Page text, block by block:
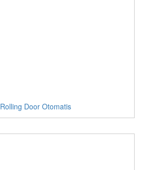
Rolling Door Otomatis